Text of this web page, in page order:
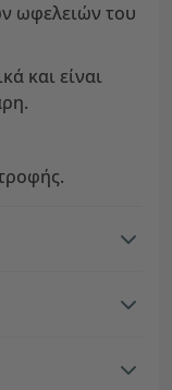
ωφελειών του
και είναι